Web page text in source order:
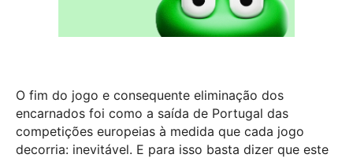
O fim do jogo e consequente eliminação dos
encarnados foi como a saída de Portugal das
competições europeias à medida que cada jogo
decorria: inevitável. E para isso basta dizer que este